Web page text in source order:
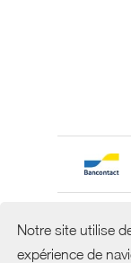
Notre site utilise
expérience de